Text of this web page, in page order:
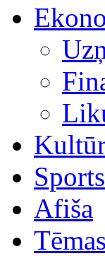
Sports
Afiša
Tēmas